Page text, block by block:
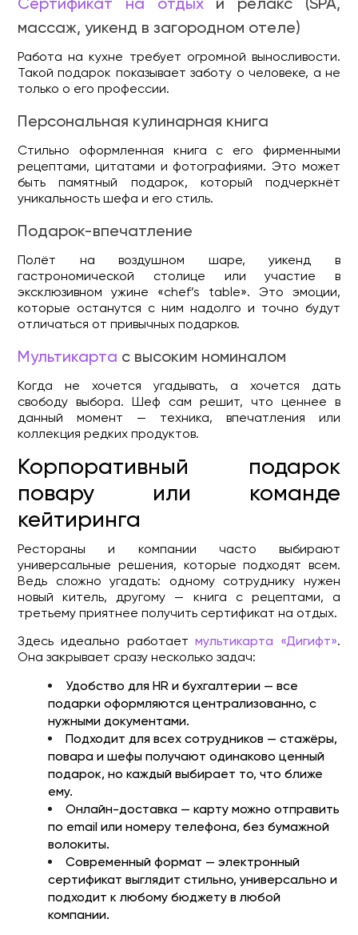
массаж, уикенд в загородном отеле)
Работа на кухне требует огромной выносливости.
Такой подарок показывает заботу о человеке, а не
только о его профессии.
Персональная кулинарная книга
Стильно оформленная книга с его фирменными
рецептами, цитатами и фотографиями. Это может
быть памятный подарок, который подчеркнёт
уникальность шефа и его стиль.
Подарок-впечатление
Полёт на воздушном шаре, уикенд в
гастрономической столице или участие в
эксклюзивном ужине «chef’s table». Это эмоции,
которые останутся с ним надолго и точно будут
отличаться от привычных подарков.
Мультикарта с высоким номиналом
Когда не хочется угадывать, а хочется дать
свободу выбора. Шеф сам решит, что ценнее в
данный момент — техника, впечатления или
коллекция редких продуктов.
Корпоративный подарок
повару или команде
кейтиринга
Рестораны и компании часто выбирают
универсальные решения, которые подходят всем.
Ведь сложно угадать: одному сотруднику нужен
новый китель, другому — книга с рецептами, а
третьему приятнее получить сертификат на отдых.
Здесь идеально работаетмультикарта «Дигифт».
Она закрывает сразу несколько задач:
Удобство для HR и бухгалтерии — все
подарки оформляются централизованно, с
нужными документами.
Подходит для всех сотрудников — стажёры,
повара и шефы получают одинаково ценный
подарок, но каждый выбирает то, что ближе
ему.
Онлайн-доставка — карту можно отправить
по email или номеру телефона, без бумажной
волокиты.
Современный формат — электронный
сертификат выглядит стильно, универсально и
подходит к любому бюджету в любой
компании.